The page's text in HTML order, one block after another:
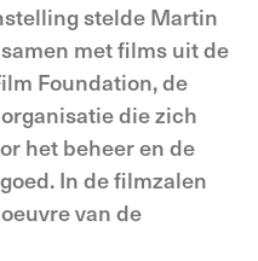
stelde Martin
met films uit de
Foundation, de
die zich
het beheer en de
In de filmzalen
van de